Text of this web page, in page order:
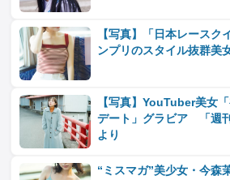
【写真】「日本レースク
ンプリのスタイル抜群美
【写真】YouTuber美女
デート」グラビア 「週
より
“ミスマガ”美少女・今森